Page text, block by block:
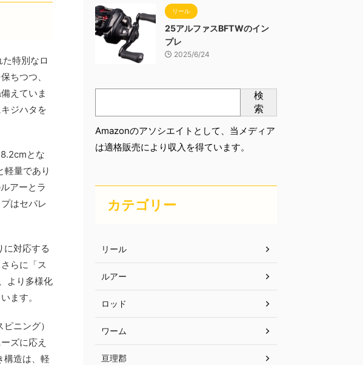
特別なロ
ちつつ、
えていま
ジハタを
とな
軽量であり
アーとラ
はセパレ
に対応する
らに「ス
より多様化
ます。
ニング）
ズに応え
構造は、軽
リール
25アルファスBFTWのイン
プレ
2025/6/24
検
索
Amazonのアソシエイトとして、当メディア
は適格販売により収入を得ています。
カテゴリー
リール
ルアー
ロッド
ワーム
亘理郡